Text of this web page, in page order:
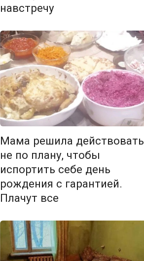
навстречу
Мама решила действовать
не по плану, чтобы
испортить себе день
рождения с гарантией.
Плачут все